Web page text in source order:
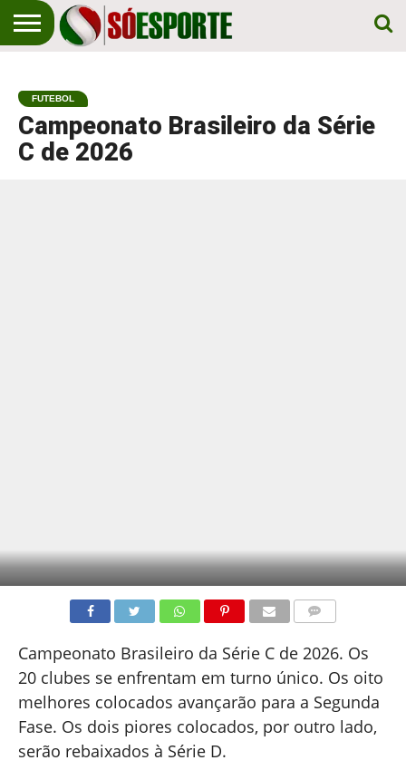
EM
PRIMEIRO
ESPORTE
FUTEBOL
Campeonato Brasileiro da Série
C de 2026
Campeonato Brasileiro da Série C de 2026. Os
20 clubes se enfrentam em turno único. Os oito
melhores colocados avançarão para a Segunda
Fase. Os dois piores colocados, por outro lado,
serão rebaixados à Série D.